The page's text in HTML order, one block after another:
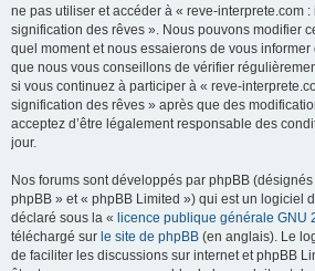
ne pas utiliser et accéder à « reve-interprete.com
signification des rêves ». Nous pouvons modifier
quel moment et nous essaierons de vous
que nous vous conseillons de vérifier
si vous continuez à participer à « reve-
signification des rêves » après que des
acceptez d’être légalement responsable des
jour.
Nos forums sont développés par phpBB
phpBB » et « phpBB Limited ») qui est un logiciel
déclaré sous la « licence publique générale GNU
téléchargé sur le site de phpBB (en anglais). Le
de faciliter les discussions sur internet et phpBB